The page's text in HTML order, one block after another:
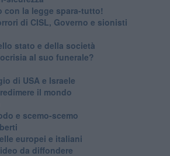
con la legge spara-tutto!
di CISL, Governo e sionisti
stato e della società
al suo funerale?
di USA e Israele
il mondo
e scemo-scemo
europei e italiani
da diffondere